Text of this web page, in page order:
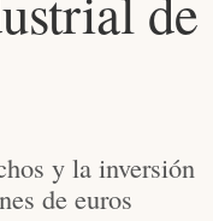
y la inversión
de euros